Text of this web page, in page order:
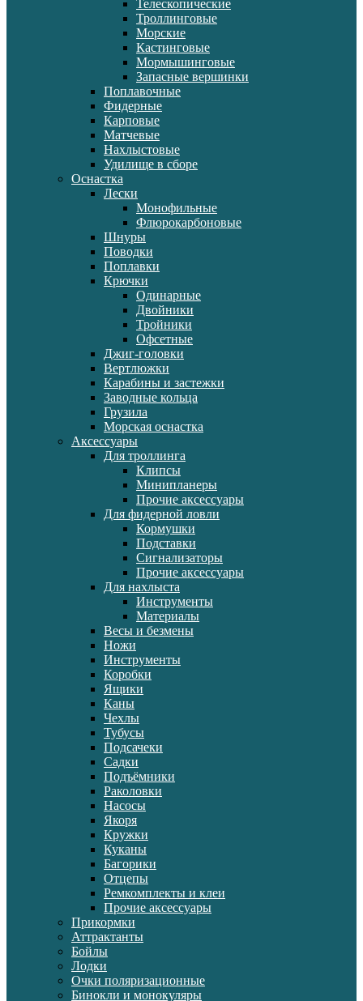
Телескопические
Троллинговые
Морские
Кастинговые
Мормышинговые
Запасные вершинки
Поплавочные
Фидерные
Карповые
Матчевые
Нахлыстовые
Удилище в сборе
Оснастка
Лески
Монофильные
Флюрокарбоновые
Шнуры
Поводки
Поплавки
Крючки
Одинарные
Двойники
Тройники
Офсетные
Джиг-головки
Вертлюжки
Карабины и застежки
Заводные кольца
Грузила
Морская оснастка
Аксессуары
Для троллинга
Клипсы
Минипланеры
Прочие аксессуары
Для фидерной ловли
Кормушки
Подставки
Сигнализаторы
Прочие аксессуары
Для нахлыста
Инструменты
Материалы
Весы и безмены
Ножи
Инструменты
Коробки
Ящики
Каны
Чехлы
Тубусы
Подсачеки
Садки
Подъёмники
Раколовки
Насосы
Якоря
Кружки
Куканы
Багорики
Отцепы
Ремкомплекты и клеи
Прочие аксессуары
Прикормки
Аттрактанты
Бойлы
Лодки
Очки поляризационные
Бинокли и монокуляры